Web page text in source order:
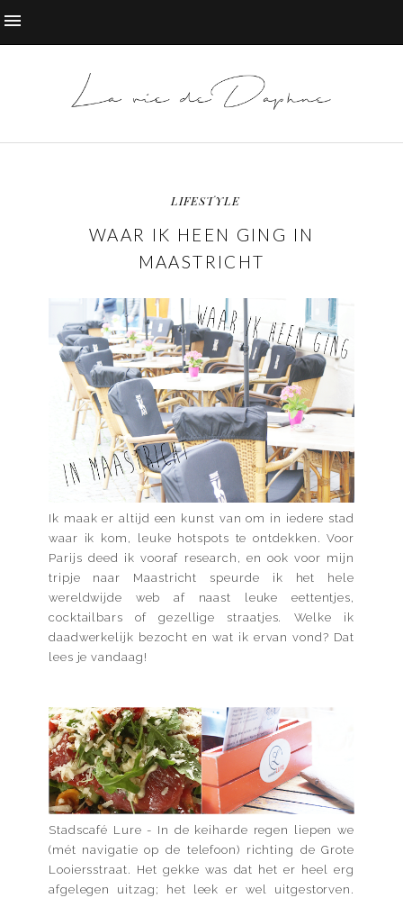
LIFESTYLE
WAAR IK HEEN GING IN
MAASTRICHT
Ik maak er altijd een kunst van om in iedere stad
waar ik kom, leuke hotspots te ontdekken. Voor
Parijs deed ik vooraf research, en ook voor mijn
tripje naar Maastricht speurde ik het hele
wereldwijde web af naast leuke eettentjes,
cocktailbars of gezellige straatjes. Welke ik
daadwerkelijk bezocht en wat ik ervan vond? Dat
lees je vandaag!
Stadscafé Lure - In de keiharde regen liepen we
(mét navigatie op de telefoon) richting de Grote
Looiersstraat. Het gekke was dat het er heel erg
afgelegen uitzag; het leek er wel uitgestorven.